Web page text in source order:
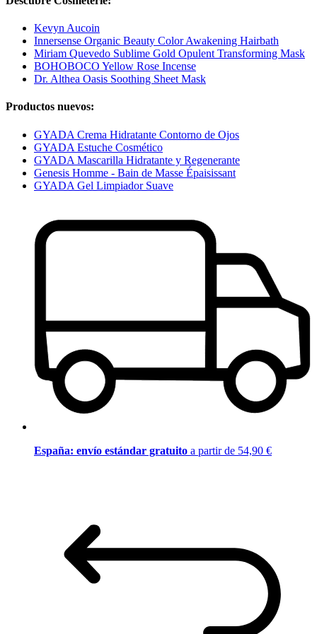
Kevyn Aucoin
Innersense Organic Beauty Color Awakening Hairbath
Miriam Quevedo Sublime Gold Opulent Transforming Mask
BOHOBOCO Yellow Rose Incense
Dr. Althea Oasis Soothing Sheet Mask
Productos nuevos:
GYADA Crema Hidratante Contorno de Ojos
GYADA Estuche Cosmético
GYADA Mascarilla Hidratante y Regenerante
Genesis Homme - Bain de Masse Épaisissant
GYADA Gel Limpiador Suave
España: envío estándar gratuito a partir de 54,90 €